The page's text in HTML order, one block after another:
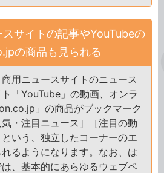
スサイトの記事やYouTubeの
の商品も見られる
用ニュースサイトのニュース
「YouTube」の動画、オンラ
」の商品がブックマーク
・注目ニュース］［注目の動
いう、独立したコーナーのエ
るようになります。なお、は
、基本的にあらゆるウェブペ